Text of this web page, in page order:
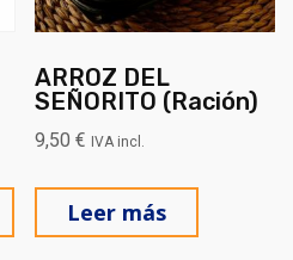
ARROZ DEL
SEÑORITO (Ración)
9,50€ IVA incl.
Leer más